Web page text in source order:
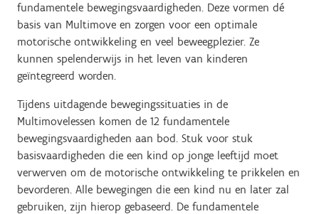
fundamentele bewegingsvaardigheden. Deze vormen dé
basis van Multimove en zorgen voor een optimale
motorische ontwikkeling en veel beweegplezier. Ze
kunnen spelenderwijs in het leven van kinderen
geïntegreerd worden.
Tijdens uitdagende bewegingssituaties in de
Multimovelessen komen de 12 fundamentele
bewegingsvaardigheden aan bod. Stuk voor stuk
basisvaardigheden die een kind op jonge leeftijd moet
verwerven om de motorische ontwikkeling te prikkelen en
bevorderen. Alle bewegingen die een kind nu en later zal
gebruiken, zijn hierop gebaseerd. De fundamentele